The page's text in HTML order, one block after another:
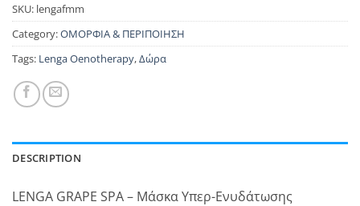
SKU: lengafmm
Category:ΟΜΟΡΦΙΑ & ΠΕΡΙΠΟΙΗΣΗ
Tags: Lenga Oenotherapy,Δώρα
DESCRIPTION
LENGA GRAPE SPA – Μάσκα Υπερ-Ενυδάτωσης